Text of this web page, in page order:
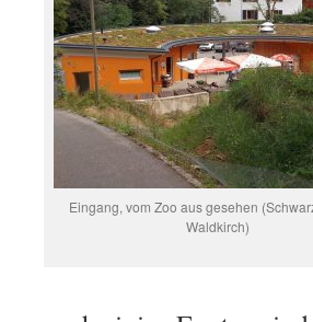
Eingang, vom Zoo aus gesehen
Waldkirch)